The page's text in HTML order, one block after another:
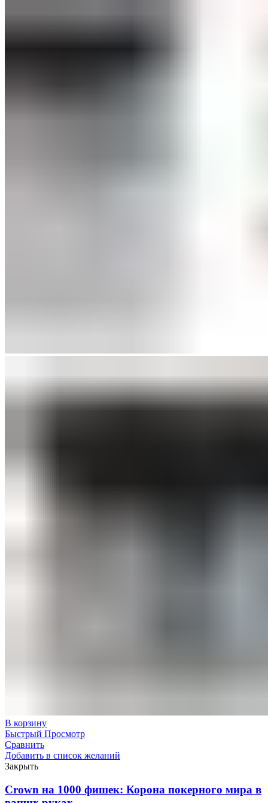
В корзину
Быстрый Просмотр
Сравнить
Добавить в список желаний
Закрыть
Crown на 1000 фишек: Корона покерного мира в